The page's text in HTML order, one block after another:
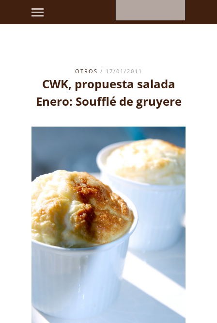
OTROS / 17/01/2011
CWK, propuesta salada
Enero: Soufflé de gruyere